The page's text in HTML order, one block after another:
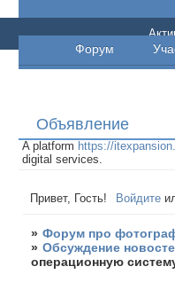
Форум про
Форум
Объявление
A platform https://
digital services.
Привет, Гость! Войдите
» Форум про
» Обсуждение
операционную